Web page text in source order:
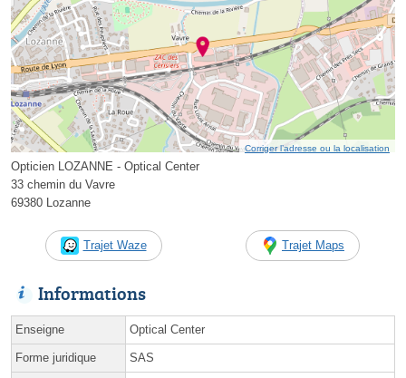
Corriger l’adresse ou la localisation
Opticien LOZANNE - Optical Center
33 chemin du Vavre
69380 Lozanne
Trajet Waze Trajet Maps
Informations
Enseigne Optical Center
Forme juridique SAS